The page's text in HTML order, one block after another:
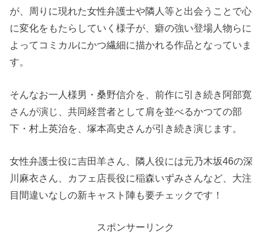
が、周りに現れた女性弁護士や隣人等と出会うことで心
に変化をもたらしていく様子が、癖の強い登場人物らに
よってコミカルにかつ繊細に描かれる作品となっていま
す。
そんなお一人様男・桑野信介を、前作に引き続き阿部寛
さんが演じ、共同経営者として肩を並べるかつての部
下・村上英治を、塚本高史さんが引き続き演じます。
女性弁護士役に吉田羊さん、隣人役には元乃木坂46の深
川麻衣さん、カフェ店長役に稲森いずみさんなど、大注
目間違いなしの新キャスト陣も要チェックです！
スポンサーリンク